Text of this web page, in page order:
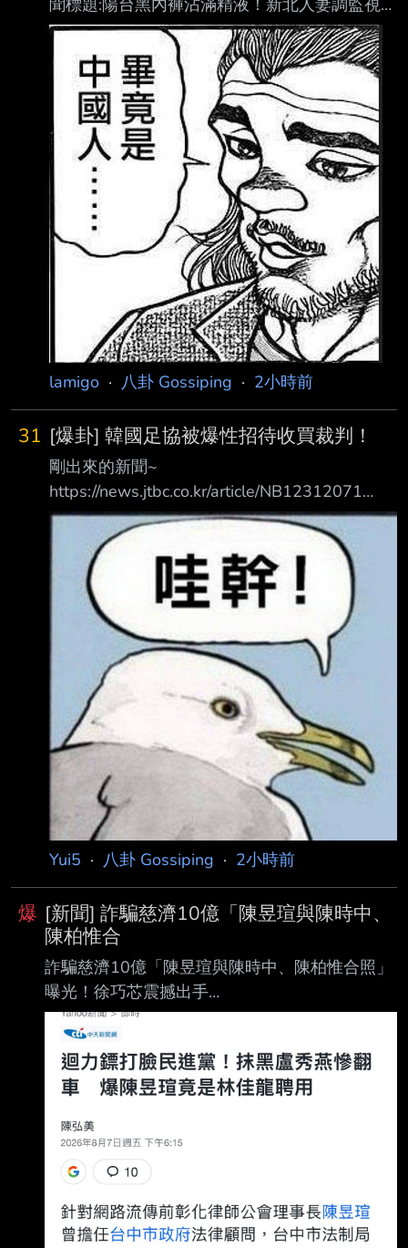
聞標題:陽台黑內褲沾滿精液！新北人妻調監視器
「發現兇手」崩潰：竟是他 4.完整新聞內文: 記
者曾羿翔／綜合報導 新北市土城區一名人妻今
年3月間發現，原本晾曬在住家陽台的黑色內褲
疑遭人取走，之 後更沾有大量精液，察覺情況
有異後隨即調閱住家監視器查看，沒想到竟發現
涉事者竟是 同住之「丈夫的爺爺」。女子事後
氣憤報警並提出告訴，全案經新北地檢署偵辦
後，日前 偵查終結。 趁家中無人取走衣物 事
後再掛回原處 綜合媒體報導，檢警調查，涉案
男子與孫媳一同居住在
lamigo · 八卦 Gossiping · 2小時前
31 [爆卦] 韓國足協被爆性招待收買裁判！
剛出來的新聞~
https://news.jtbc.co.kr/article/NB12312071
Grok翻譯： 【獨家】足球協會取得「性招待」
文件…連世界盃、奧運裁判都有 主播： 現在要為
各位帶來的JTBC獨家報導，是14、15年前與大
韓足球協會有關的事件。這件事很 清楚顯示，
當時的足球協會到底有多腐敗。 大韓足球協會
在2011年和2012年國家代表隊比賽期間，曾經
對外國裁判進行性招待，相關 內容與付款明細
都記錄在文體部的審計報告裡，JTBC已經取得
這份報告。 報告指出，協會在比賽當天或前一
晚，多次
Yui5 · 八卦 Gossiping · 2小時前
爆 [新聞] 詐騙慈濟10億「陳昱瑄與陳時中、
陳柏惟合
詐騙慈濟10億「陳昱瑄與陳時中、陳柏惟合照」
曝光！徐巧芯震撼出手
https://ctinews.com/news/items/8knJwlr4Wo 中
天新聞 2026/08/07 18:25 記者李奕緯 律師陳昱
瑄疫情期間誆稱有管道購買BNT疫苗詐騙慈濟
10.6億元遭起訴，時任中央防疫指 揮官、政委陳
時中今（7）日發長文喊冤當年遭抹黑擋疫苗，
綠營紛紛讚聲。國民黨立委 徐巧芯則揭陳昱瑄與
綠營關係密切。 徐巧芯7日發文。（圖／翻攝徐
巧芯臉書） 徐巧芯臉書7日傍晚發文，今天民進
黨扯了一整天藍白，結果陳昱瑄20